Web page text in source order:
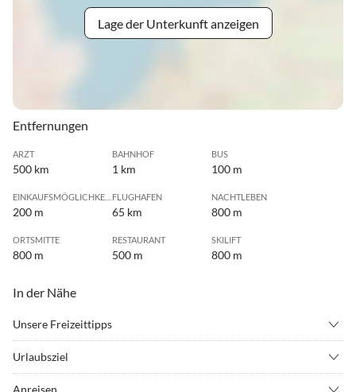
Lage der Unterkunft anzeigen
Entfernungen
ARZT
500 km
BAHNHOF
1 km
BUS
100 m
200 m
FLUGHAFEN
65 km
NACHTLEBEN
800 m
ORTSMITTE
800 m
RESTAURANT
500 m
SKILIFT
800 m
In der Nähe
Unsere Freizeittipps
• Joggen
Urlaubsziel